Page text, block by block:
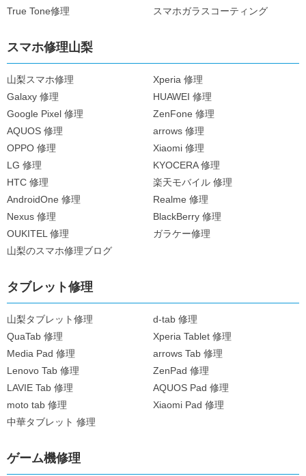
True Tone修理
スマホガラスコーティング
スマホ修理山梨
山梨スマホ修理
Xperia 修理
Galaxy 修理
HUAWEI 修理
Google Pixel 修理
ZenFone 修理
AQUOS 修理
arrows 修理
OPPO 修理
Xiaomi 修理
LG 修理
KYOCERA 修理
HTC 修理
楽天モバイル 修理
AndroidOne 修理
Realme 修理
Nexus 修理
BlackBerry 修理
OUKITEL 修理
ガラケー修理
山梨のスマホ修理ブログ
タブレット修理
山梨タブレット修理
d-tab 修理
QuaTab 修理
Xperia Tablet 修理
Media Pad 修理
arrows Tab 修理
Lenovo Tab 修理
ZenPad 修理
LAVIE Tab 修理
AQUOS Pad 修理
moto tab 修理
Xiaomi Pad 修理
中華タブレット 修理
ゲーム機修理